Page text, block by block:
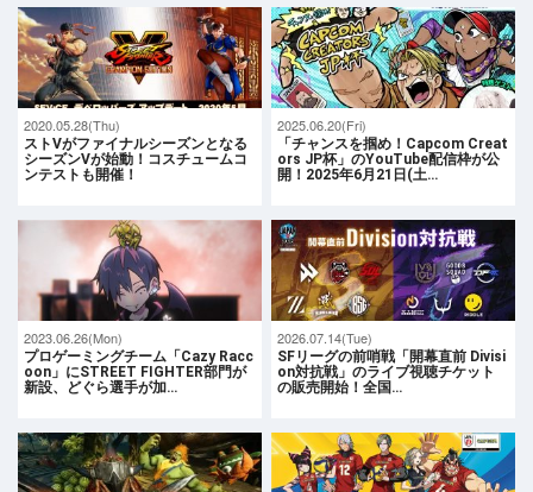
2020.05.28(Thu)
ストⅤがファイナルシーズンとなる
シーズンVが始動！コスチュームコ
ンテストも開催！
2025.06.20(Fri)
「チャンスを掴め！Capcom Creat
ors JP杯」のYouTube配信枠が公
開！2025年6月21日(土…
2023.06.26(Mon)
プロゲーミングチーム「Cazy Racc
oon」にSTREET FIGHTER部門が
新設、どぐら選手が加…
2026.07.14(Tue)
SFリーグの前哨戦「開幕直前 Divisi
on対抗戦」のライブ視聴チケット
の販売開始！全国…